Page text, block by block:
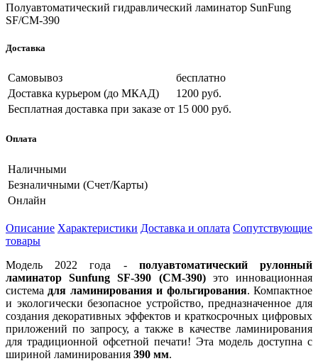
Полуавтоматический гидравлический ламинатор SunFung
SF/CM-390
Доставка
Самовывоз
бесплатно
Доставка курьером (до МКАД)
1200 руб.
Бесплатная доставка при заказе от 15 000 руб.
Оплата
Наличными
Безналичными (Счет/Карты)
Онлайн
Описание Характеристики Доставка и оплата Сопутствующие
товары
Модель 2022 года - полуавтоматический рулонный
ламинатор Sunfung SF-390 (CM-390)это инновационная
система для ламинирования и фольгирования. Компактное
и экологически безопасное устройство, предназначенное для
создания декоративных эффектов и краткосрочных цифровых
приложений по запросу, а также в качестве ламинирования
для традиционной офсетной печати! Эта модель доступна с
шириной ламинирования 390 мм.